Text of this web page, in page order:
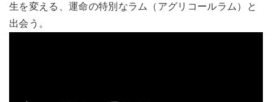
生を変える、運命の特別なラム（アグリコールラム）と
出会う。